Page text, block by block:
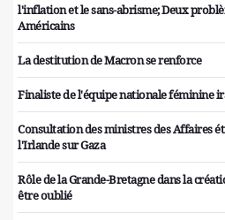
l'inflation et le sans-abrisme; Deux
Américains
La destitution de Macron se renforce
Finaliste de l'équipe nationale féminine
Consultation des ministres des Affaires
l'Irlande sur Gaza
Rôle de la Grande-Bretagne dans la
être oublié